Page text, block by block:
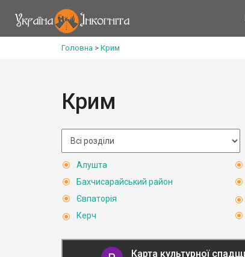
Головна > Крим
Крим
Алушта
Бахчисарайський район
Євпаторія
Керч